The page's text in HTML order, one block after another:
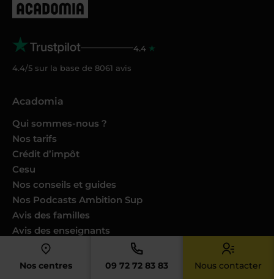
Nos centres 09 72 72 83 83 Nous contacter
4.4
4.4/5 sur la base de 8061 avis
Acadomia
Qui sommes-nous ?
Nos tarifs
Crédit d’impôt
Cesu
Nos conseils et guides
Nos Podcasts Ambition Sup
Avis des familles
Avis des enseignants
Catalogues produits
Nos engagements